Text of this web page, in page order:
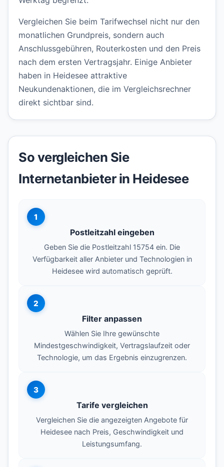
Vergleichen Sie beim Tarifwechsel nicht nur den
monatlichen Grundpreis, sondern auch
Anschlussgebühren, Routerkosten und den Preis
nach dem ersten Vertragsjahr. Einige Anbieter
haben in Heidesee attraktive
Neukundenaktionen, die im Vergleichsrechner
direkt sichtbar sind.
So vergleichen Sie
Internetanbieter in Heidesee
1
Postleitzahl eingeben
Geben Sie die Postleitzahl 15754 ein. Die
Verfügbarkeit aller Anbieter und Technologien in
Heidesee wird automatisch geprüft.
2
Filter anpassen
Wählen Sie Ihre gewünschte
Mindestgeschwindigkeit, Vertragslaufzeit oder
Technologie, um das Ergebnis einzugrenzen.
3
Tarife vergleichen
Vergleichen Sie die angezeigten Angebote für
Heidesee nach Preis, Geschwindigkeit und
Leistungsumfang.